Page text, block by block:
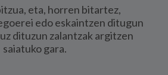
eta, horren bitartez,
edo eskaintzen ditugun
dituzun zalantzak argitzen
saiatuko gara.